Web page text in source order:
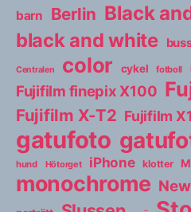
barn Berlin Black
black and white
Centralen color cykel fotboll
Fujifilm finepix X100
Fujifilm X-T2 Fujifilm
gatufoto
hund Hötorget iPhone klotter
monochrome